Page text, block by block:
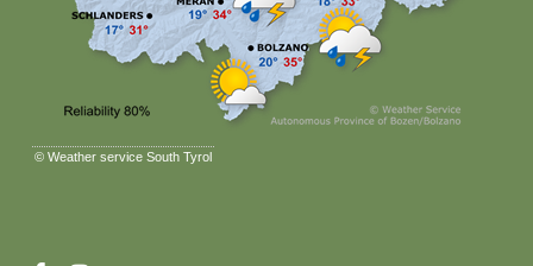
© Weather service South Tyrol